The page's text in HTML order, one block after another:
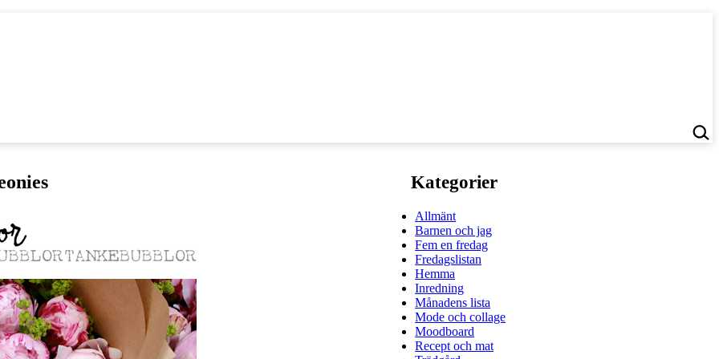
Kategorier
Allmänt
Barnen och jag
Fem en fredag
Fredagslistan
Hemma
Inredning
Månadens lista
Mode och collage
Moodboard
Recept och mat